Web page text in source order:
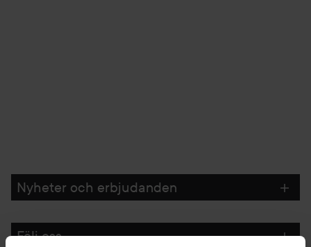
Nyheter och erbjudanden
Följ oss